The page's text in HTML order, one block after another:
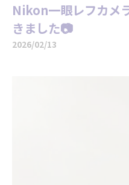
Nikon一眼レフカメ
きました📷
2026/02/13